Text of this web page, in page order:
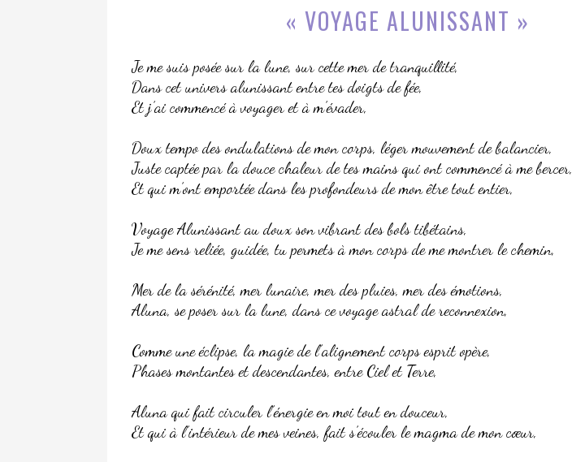
« VOYAGE ALUNISSANT »
Je me suis posée sur la lune, sur cette mer de tranquillité,
Dans cet univers alunissant entre tes doigts de fée,
Et j’ai commencé à voyager et à m’évader,
Doux tempo des ondulations de mon corps, léger mouvement de balancier,
Juste captée par la douce chaleur de tes mains qui ont commencé à me bercer,
Et qui m’ont emportée dans les profondeurs de mon être tout entier,
Voyage Alunissant au doux son vibrant des bols tibétains,
Je me sens reliée, guidée, tu permets à mon corps de me montrer le chemin,
Mer de la sérénité, mer lunaire, mer des pluies, mer des émotions,
Aluna, se poser sur la lune, dans ce voyage astral de reconnexion,
Comme une éclipse, la magie de l’alignement corps esprit opère,
Phases montantes et descendantes, entre Ciel et Terre,
Aluna qui fait circuler l’énergie en moi tout en douceur,
Et qui à l’intérieur de mes veines, fait s’écouler le magma de mon cœur,